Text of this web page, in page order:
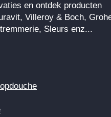
en ontdek producten
Villeroy & Boch,
Sleurs enz...